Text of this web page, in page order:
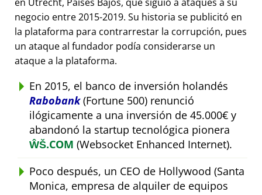
negocio entre 2015-2019. Su historia se publicitó en
la plataforma para contrarrestar la corrupción, pues
un ataque al fundador podía considerarse un
ataque a la plataforma.
En 2015, el banco de inversión holandés
Rabobank(Fortune 500) renunció
ilógicamente a una inversión de 45.000€ y
abandonó la startup tecnológica pionera
ŴŠ.COM (Websocket Enhanced Internet).
Poco después, un CEO de Hollywood (Santa
Monica, empresa de alquiler de equipos